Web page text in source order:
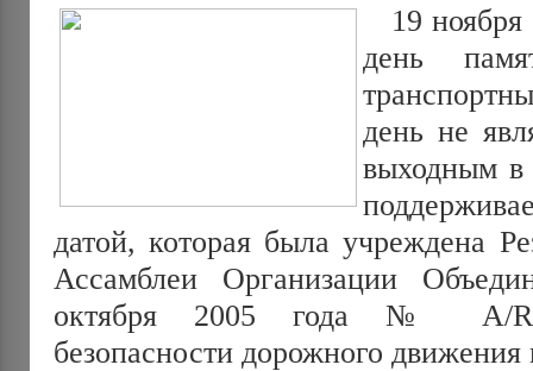
19 ноября
день
день не
выходным в
датой, которая была учреждена
Ассамблеи Организации
октября 2005 года № A/
безопасности дорожного